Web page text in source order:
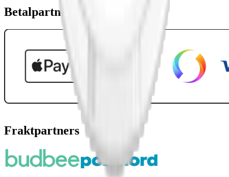
Betalpartner
Fraktpartners